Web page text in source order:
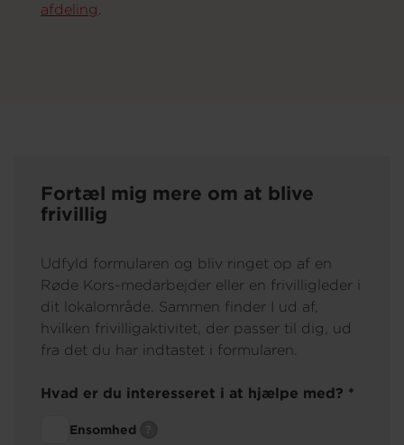
afdeling.
Fortæl mig mere om at blive
frivillig
Udfyld formularen og bliv ringet op af en
Røde Kors-medarbejder eller en frivilligleder i
dit lokalområde. Sammen finder I ud af,
hvilken frivilligaktivitet, der passer til dig, ud
fra det du har indtastet i formularen.
Hvad er du interesseret i at hjælpe med? *
Ensomhed